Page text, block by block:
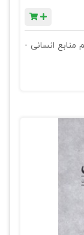
انسانی -